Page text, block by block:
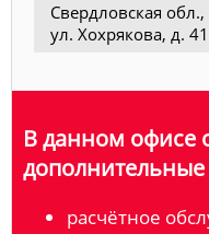
Свердловская обл.,
ул. Хохрякова, д. 41
В данном офисе
дополнительные
расчётное